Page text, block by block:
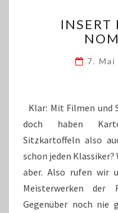
INSERT
7. Mai
Klar: Mit Filmen und
doch haben
Sitzkartoffeln also
schon jeden
aber. Also rufen wir
Meisterwerken der
Gegenüber noch nie